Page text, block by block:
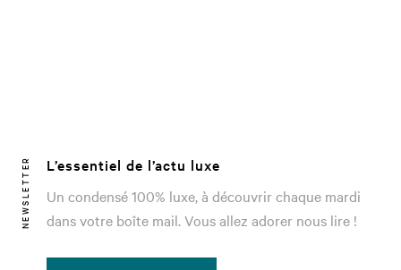
NEWSLETTER
L’essentiel de l’actu luxe
Un condensé 100% luxe, à découvrir chaque mardi
dans votre boîte mail. Vous allez adorer nous lire !